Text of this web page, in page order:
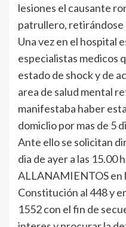
lesiones el causante
patrullero, retirándose
Una vez en el hospital
especialistas medicos
estado de shock y de
area de salud mental
manifestaba haber
domiclio por mas de 5
Ante ello se solicitan
dia de ayer a las 15.00
ALLANAMIENTOS en
Constitución al 448 y
1552 con el fin de